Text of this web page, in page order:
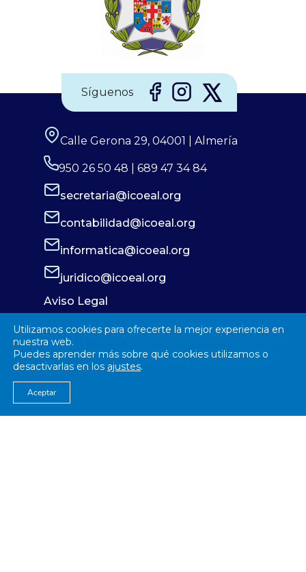
Madrid, han puesto en marcha diferentes materiales
Síguenos
Calle Gerona 29, 04001 | Almería
950 26 50 48 | 689 47 34 84
secretaria@icoeal.org
contabilidad@icoeal.org
informatica@icoeal.org
juridico@icoeal.org
Aviso Legal
Política de Cookies
© 2026
Utilizamos cookies para ofrecerte la mejor experiencia en
nuestra web.
Puedes aprender más sobre qué cookies utilizamos o
desactivarlas en los ajustes.
Aceptar